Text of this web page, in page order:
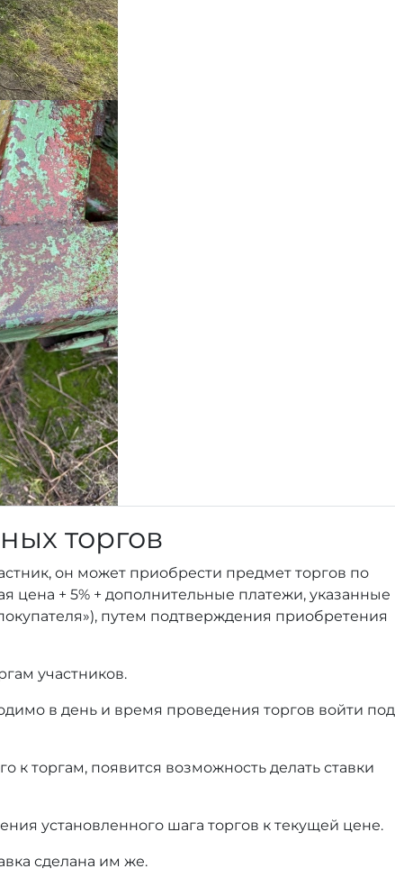
торгов
он может приобрести предмет торгов по
цена + 5% + дополнительные платежи, указанные
путем подтверждения приобретения
участников.
в день и время проведения торгов войти под
к торгам, появится возможность делать ставки
установленного шага торгов к текущей цене.
сделана им же.